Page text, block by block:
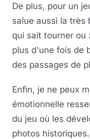
De plus, pour un
salue aussi la très
qui sait tourner ou
plus d'une fois de
des passages de
Enfin, je ne peux
émotionnelle
du jeu où les
photos historiques.